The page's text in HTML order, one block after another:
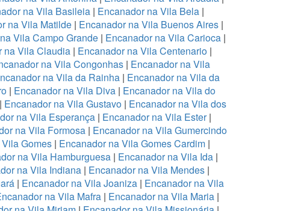
na Vila Basileia| Encanador na Vila Bela|
na Vila Matilde | Encanador na Vila Buenos Aires |
Vila Campo Grande | Encanador na Vila Carioca |
na Vila Claudia | Encanador na Vila Centenario |
na Vila Congonhas| Encanador na Vila
na Vila da Rainha | Encanador na Vila da
| Encanador na Vila Diva | Encanador na Vila do
| Encanador na Vila Gustavo| Encanador na Vila dos
na Vila Esperança | Encanador na Vila Ester|
na Vila Formosa | Encanador na Vila Gumercindo
Gomes| Encanador na Vila Gomes Cardim|
na Vila Hamburguesa| Encanador na Vila Ida|
na Vila Indiana| Encanador na Vila Mendes|
| Encanador na Vila Joaniza| Encanador na Vila
na Vila Mafra | Encanador na Vila Maria|